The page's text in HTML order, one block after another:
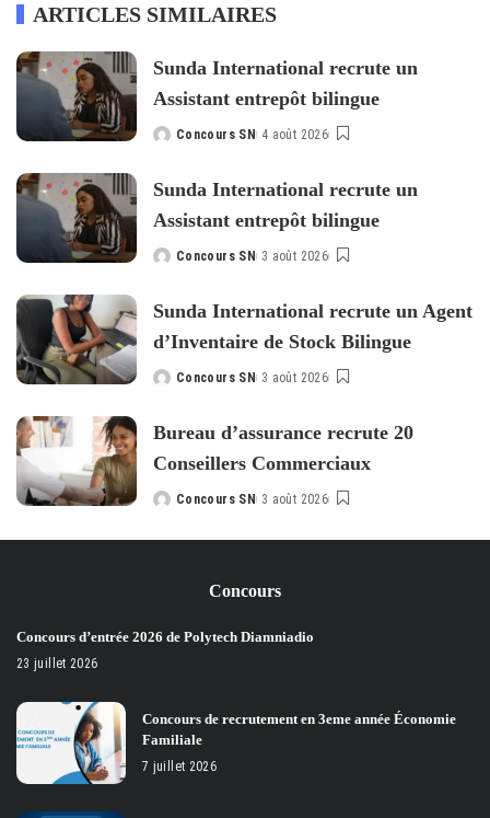
ARTICLES SIMILAIRES
Sunda International recrute un
Assistant entrepôt bilingue
Posted
Concours SN 4 août 2026
Sunda International recrute un
Assistant entrepôt bilingue
Posted
Concours SN 3 août 2026
Sunda International recrute un Agent
d’Inventaire de Stock Bilingue
Posted
Concours SN 3 août 2026
Bureau d’assurance recrute 20
Conseillers Commerciaux
Posted
Concours SN 3 août 2026
Concours
Concours d’entrée 2026 de Polytech Diamniadio
23 juillet 2026
Concours de recrutement en 3eme année Économie
Familiale
7 juillet 2026